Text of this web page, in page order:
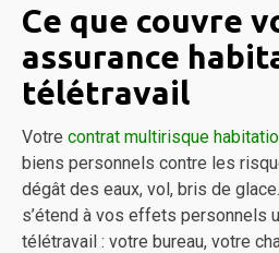
Ce que couvre
assurance
télétravail
Votre contrat multirisque
biens personnels contre les
dégât des eaux, vol, bris de
s’étend à vos effets personnels
télétravail : votre bureau, votre